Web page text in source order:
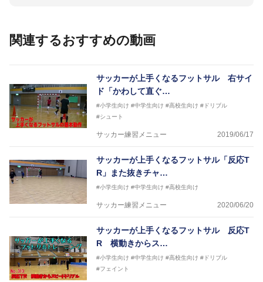
2012年 - 2014年 湘南ベルマーレフットサルクラブ 監
2015年 - 2017年 スーパースポーツゼビオFリーグア
ンバサダー
2020年 -東京ヴェルディフットサルチームＳＤ（総監
督）
サッカーが上手くなるために始めたフットサル
今までと比べ物にならない位サッカーが上手くなり、
その過程でフットサルの奥深さに魅了されフットサル
そのフットサルで、日本代表、イタリアセリエＡでプ
レーをするまでになった経験を、より多くの子供たち
に伝えさせて頂く為に今回参加させていただきました
関連するおすすめの動画
サッカーが上手くなるフットサル 右サイ
ド「かわして直ぐ…
#小学生向け #中学生向け #高校生向け #ドリブル
#シュート
サッカー練習メニュー 2019/06/17
サッカーが上手くなるフットサル「反応T
R」また抜きチャ…
#小学生向け #中学生向け #高校生向け
サッカー練習メニュー 2020/06/20
サッカーが上手くなるフットサル 反応T
R 横動きからス…
#小学生向け #中学生向け #高校生向け #ドリブル
#フェイント